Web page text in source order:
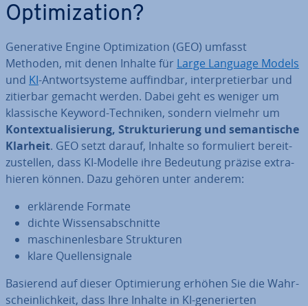
Op­ti­miza­ti­on?
Ge­ne­ra­ti­ve Engine Op­ti­miza­ti­on (GEO) umfasst
Methoden, mit denen Inhalte für Large Language Models
und KI-Ant­wort­sys­te­me auf­find­bar, in­ter­pre­tier­bar und
zitierbar gemacht werden. Dabei geht es weniger um
klas­si­sche Keyword-Techniken, sondern vielmehr um
Kon­tex­tua­li­sie­rung, Struk­tu­rie­rung und se­man­ti­sche
Klarheit. GEO setzt darauf, Inhalte so for­mu­liert be­reit­
zu­stel­len, dass KI-Modelle ihre Bedeutung präzise ex­tra­
hie­ren können. Dazu gehören unter anderem:
er­klä­ren­de Formate
dichte Wis­sens­ab­schnit­te
ma­schi­nen­les­ba­re Struk­tu­ren
klare Quel­len­si­gna­le
Basierend auf dieser Op­ti­mie­rung erhöhen Sie die Wahr­
schein­lich­keit, dass Ihre Inhalte in KI-ge­ne­rier­ten